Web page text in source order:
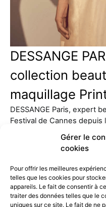
Gérer le
cookies
Pour offrir les meilleures
telles que les cookies pour
appareils. Le fait de consentir à
traiter des données telles que le
uniques sur ce site. Le fait de ne
DESSANGE
collection
maquillage
DESSANGE Paris, expert
Festival de Cannes depuis